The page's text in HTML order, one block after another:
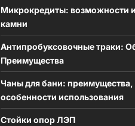
Микрокредиты: возможности
камни
Антипробуксовочные траки:
Преимущества
Чаны для бани: преимущества,
особенности использования
Стойки опор ЛЭП